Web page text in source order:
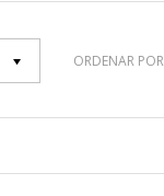
ORDENAR